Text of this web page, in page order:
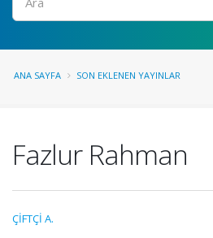
ANA SAYFA SON EKLENEN YAYINLAR
Fazlur Rahman
ÇİFTÇİ A.